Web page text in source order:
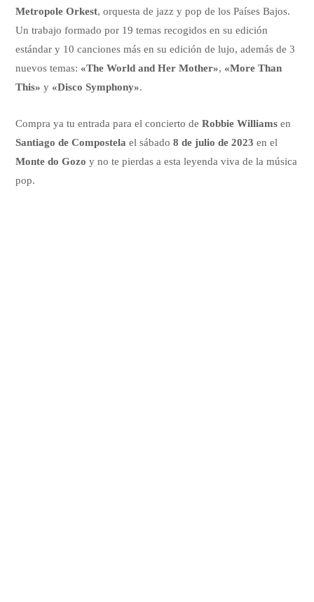
Metropole Orkest, orquesta de jazz y pop de los Países Bajos.
Un trabajo formado por 19 temas recogidos en su edición
estándar y 10 canciones más en su edición de lujo, además de 3
nuevos temas: «The World and Her Mother», «More Than
This» y «Disco Symphony».
Compra ya tu entrada para el concierto deRobbie Williams en
Santiago de Compostela el sábado8 de julio de 2023 en el
Monte do Gozo y no te pierdas a esta leyenda viva de la música
pop.